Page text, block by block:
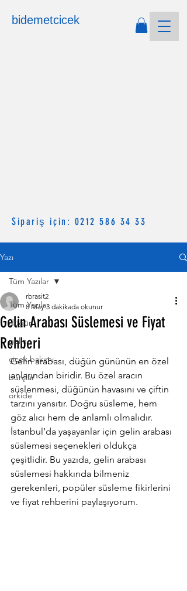
Sipariş için: 0212 586 34 33
bidemetcicek
Yazı
Tüm Yazılar
düğün
gelin
çiçek bakımı
burçlar
orkide
Tüm Yazılar
Gelin Arabası Süslemesi ve Fiyat
Rehberi
rbrasit2
8 May 3 dakikada okunur
Gelin arabası, düğün gününün en özel
anlarından biridir. Bu özel aracın
süslenmesi, düğünün havasını ve çiftin
tarzını yansıtır. Doğru süsleme, hem
göz alıcı hem de anlamlı olmalıdır.
İstanbul’da yaşayanlar için gelin arabası
süslemesi seçenekleri oldukça
çeşitlidir. Bu yazıda, gelin arabası
süslemesi hakkında bilmeniz
gerekenleri, popüler süsleme fikirlerini
ve fiyat rehberini paylaşıyorum.